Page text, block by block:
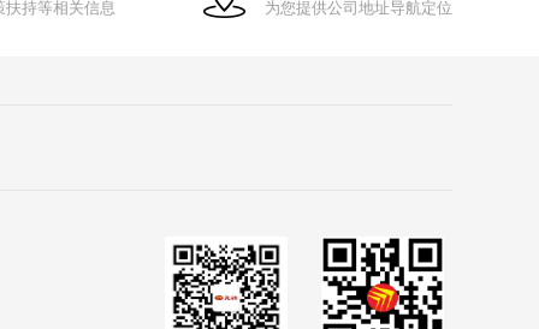
扶持等相关信息 为您提供公司地址导航定位